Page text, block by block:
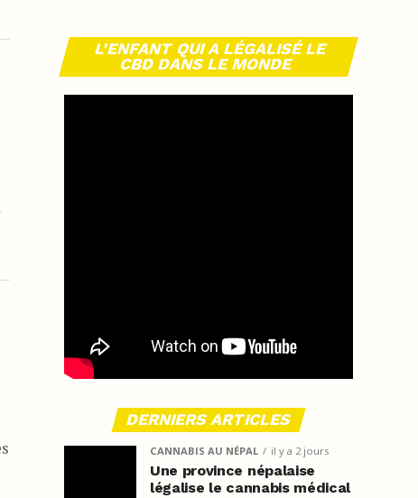
L’ENFANT QUI A LÉGALISÉ LE
CBD DANS LE MONDE
DERNIERS ARTICLES
CANNABIS AU NÉPAL il y a 2 jours
Une province népalaise
légalise le cannabis médical